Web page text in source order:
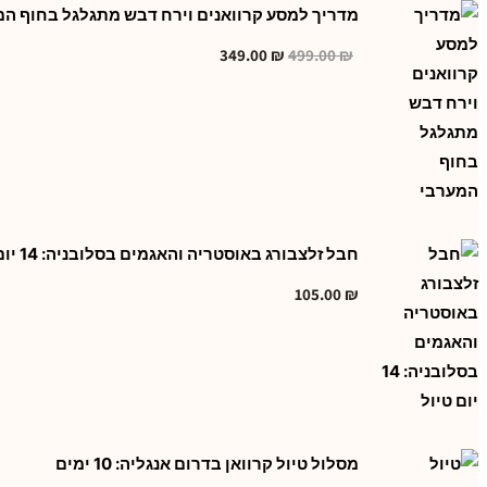
מדריך למסע קרוואנים וירח דבש מתגלגל בחוף
499.00₪
349.00 ₪
חבל זלצבורג באוסטריה והאגמים בסלובניה: 14 יום טיול
105.00 ₪
מסלול טיול קרוואן בדרום אנגליה: 10 ימים